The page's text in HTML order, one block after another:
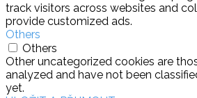
track visitors across websites and
provide customized ads.
Others
Others
Other uncategorized cookies are
analyzed and have not been
yet.